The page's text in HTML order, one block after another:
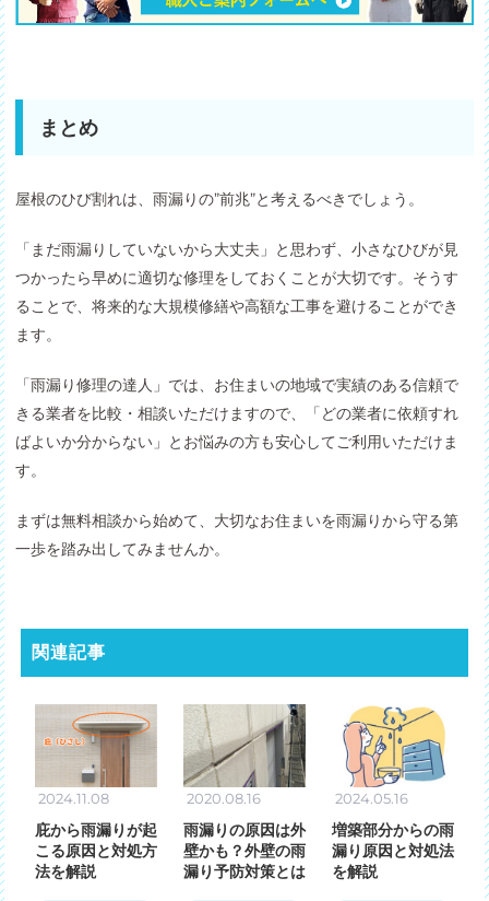
まとめ
屋根のひび割れは、雨漏りの”前兆”と考えるべきでしょう。
「まだ雨漏りしていないから大丈夫」と思わず、小さなひびが見
つかったら早めに適切な修理をしておくことが大切です。そうす
ることで、将来的な大規模修繕や高額な工事を避けることができ
ます。
「雨漏り修理の達人」では、お住まいの地域で実績のある信頼で
きる業者を比較・相談いただけますので、「どの業者に依頼すれ
ばよいか分からない」とお悩みの方も安心してご利用いただけま
す。
まずは無料相談から始めて、大切なお住まいを雨漏りから守る第
一歩を踏み出してみませんか。
関連記事
2024.11.08
庇から雨漏りが起
こる原因と対処方
法を解説
2020.08.16
雨漏りの原因は外
壁かも？外壁の雨
漏り予防対策とは
2024.05.16
増築部分からの雨
漏り原因と対処法
を解説